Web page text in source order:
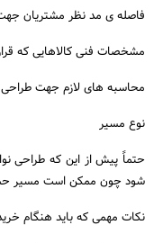
فاصله ی مد نظر مشتریان
مشخصات فنی کالاهایی که
محاسبه های لازم جهت طراحی
نوع مسیر
حتماً پیش از این که طراحی
شود چون ممکن است مسیر
نکات مهمی که باید هنگام